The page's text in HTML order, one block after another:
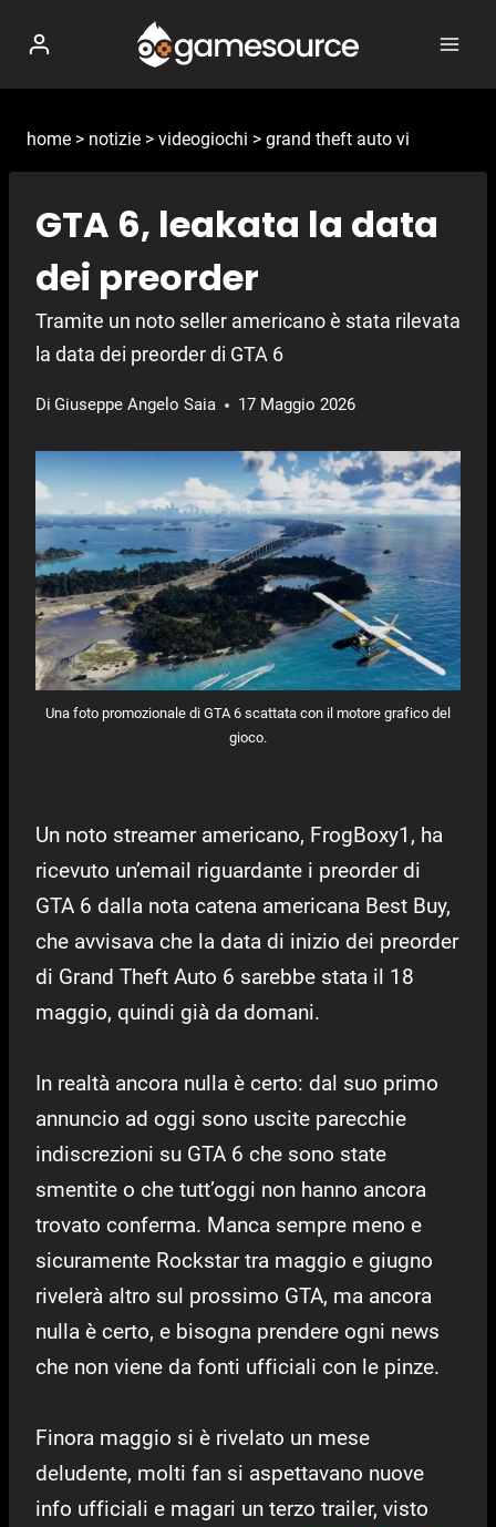
contenuto
home > notizie > videogiochi > grand theft auto vi
GTA 6, leakata la data
dei preorder
Tramite un noto seller americano è stata rilevata
la data dei preorder di GTA 6
Di Giuseppe Angelo Saia 17 Maggio 2026
Una foto promozionale di GTA 6 scattata con il motore grafico del
gioco.
Un noto streamer americano, FrogBoxy1, ha
ricevuto un’email riguardante i preorder di
GTA 6 dalla nota catena americana Best Buy,
che avvisava che la data di inizio dei preorder
di Grand Theft Auto 6 sarebbe stata il 18
maggio, quindi già da domani.
In realtà ancora nulla è certo: dal suo primo
annuncio ad oggi sono uscite parecchie
indiscrezioni su GTA 6 che sono state
smentite o che tutt’oggi non hanno ancora
trovato conferma. Manca sempre meno e
sicuramente Rockstar tra maggio e giugno
rivelerà altro sul prossimo GTA, ma ancora
nulla è certo, e bisogna prendere ogni news
che non viene da fonti ufficiali con le pinze.
Finora maggio si è rivelato un mese
deludente, molti fan si aspettavano nuove
info ufficiali e magari un terzo trailer, visto